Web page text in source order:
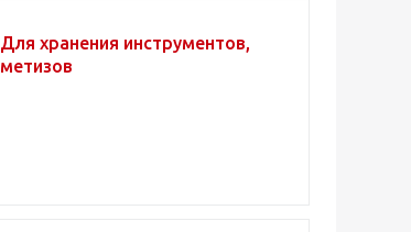
Для хранения инструментов,
метизов